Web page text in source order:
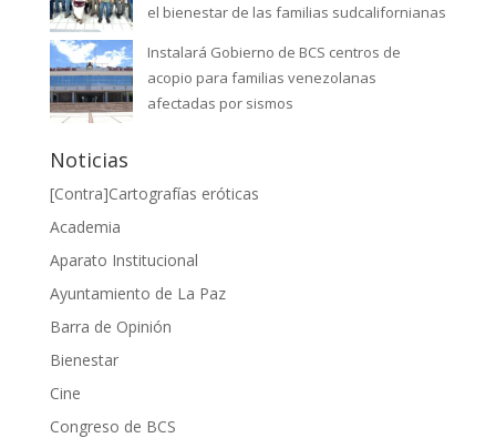
el bienestar de las familias sudcalifornianas
Instalará Gobierno de BCS centros de
acopio para familias venezolanas
afectadas por sismos
Noticias
[Contra]Cartografías eróticas
Academia
Aparato Institucional
Ayuntamiento de La Paz
Barra de Opinión
Bienestar
Cine
Congreso de BCS